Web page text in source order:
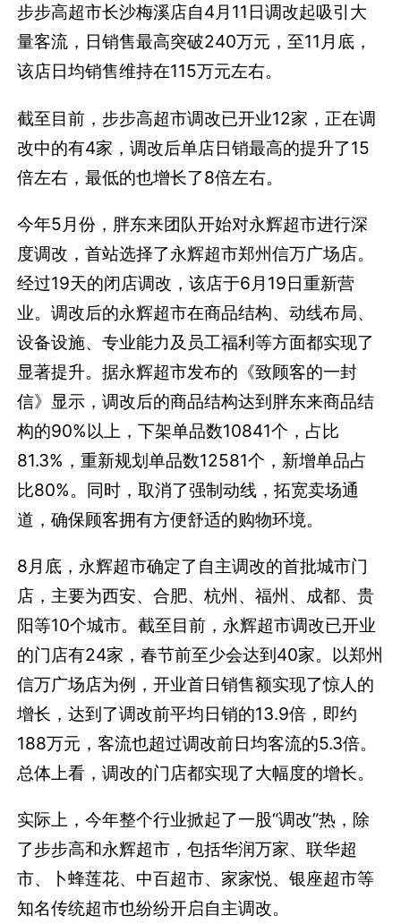
步步高超市长沙梅溪店自4月11日调改起吸引大
量客流，日销售最高突破240万元，至11月底，
该店日均销售维持在115万元左右。
截至目前，步步高超市调改已开业12家，正在调
改中的有4家，调改后单店日销最高的提升了15
倍左右，最低的也增长了8倍左右。
今年5月份，胖东来团队开始对永辉超市进行深
度调改，首站选择了永辉超市郑州信万广场店。
经过19天的闭店调改，该店于6月19日重新营
业。调改后的永辉超市在商品结构、动线布局、
设备设施、专业能力及员工福利等方面都实现了
显著提升。据永辉超市发布的《致顾客的一封
信》显示，调改后的商品结构达到胖东来商品结
构的90%以上，下架单品数10841个，占比
81.3%，重新规划单品数12581个，新增单品占
比80%。同时，取消了强制动线，拓宽卖场通
道，确保顾客拥有方便舒适的购物环境。
8月底，永辉超市确定了自主调改的首批城市门
店，主要为西安、合肥、杭州、福州、成都、贵
阳等10个城市。截至目前，永辉超市调改已开业
的门店有24家，春节前至少会达到40家。以郑州
信万广场店为例，开业首日销售额实现了惊人的
增长，达到了调改前平均日销的13.9倍，即约
188万元，客流也超过调改前日均客流的5.3倍。
总体上看，调改的门店都实现了大幅度的增长。
实际上，今年整个行业掀起了一股“调改”热，除
了步步高和永辉超市，包括华润万家、联华超
市、卜蜂莲花、中百超市、家家悦、银座超市等
知名传统超市也纷纷开启自主调改。